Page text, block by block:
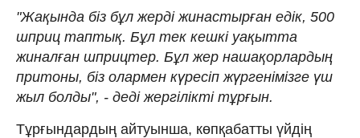
"Жақында біз бұл жерді жинастырған едік, 500
шприц таптық. Бұл тек кешкі уақытта
жиналған шприцтер. Бұл жер нашақорлардың
притоны, біз олармен күресіп жүргенімізге үш
жыл болды", - деді жергілікті тұрғын.
Тұрғындардың айтуынша, көпқабатты үйдің